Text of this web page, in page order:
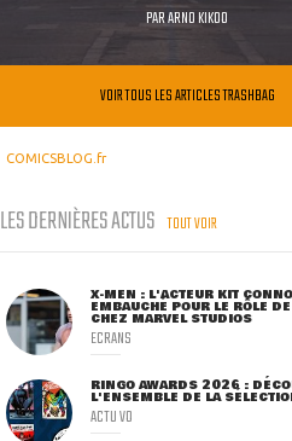
PARARNO KIKOO
VOIR TOUS LES ARTICLES TRASHBAG
COMICSBLOG.fr
LES DERNIÈRES ACTUS TOUT VOIR
X-MEN : L'ACTEUR KIT
EMBAUCHÉ POUR LE RÔLE
CHEZ MARVEL STUDIOS
ECRANS
RINGO AWARDS 2026 :
L'ENSEMBLE DE LA
ACTU VO